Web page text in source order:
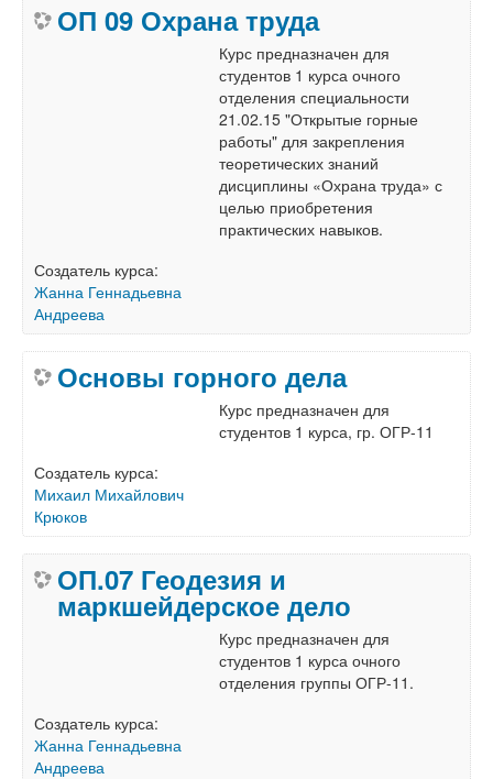
ОП 09 Охрана труда
Курс предназначен для
студентов 1 курса очного
отделения специальности
21.02.15 "Открытые горные
работы" для закрепления
теоретических знаний
дисциплины «Охрана труда» с
целью приобретения
практических навыков.
Создатель курса:
Жанна Геннадьевна
Андреева
Основы горного дела
Курс предназначен для
студентов 1 курса, гр. ОГР-11
Создатель курса:
Михаил Михайлович
Крюков
ОП.07 Геодезия и
маркшейдерское дело
Курс предназначен для
студентов 1 курса очного
отделения группы ОГР-11.
Создатель курса:
Жанна Геннадьевна
Андреева